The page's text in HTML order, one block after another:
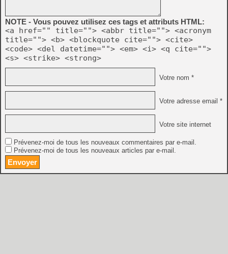
NOTE - Vous pouvez utilisez ces tags et attributs HTML:
<a href="" title=""> <abbr title=""> <acronym
title=""> <b> <blockquote cite=""> <cite>
<code> <del datetime=""> <em> <i> <q cite="">
<s> <strike> <strong>
Votre nom *
Votre adresse email *
Votre site internet
Prévenez-moi de tous les nouveaux commentaires par e-mail.
Prévenez-moi de tous les nouveaux articles par e-mail.